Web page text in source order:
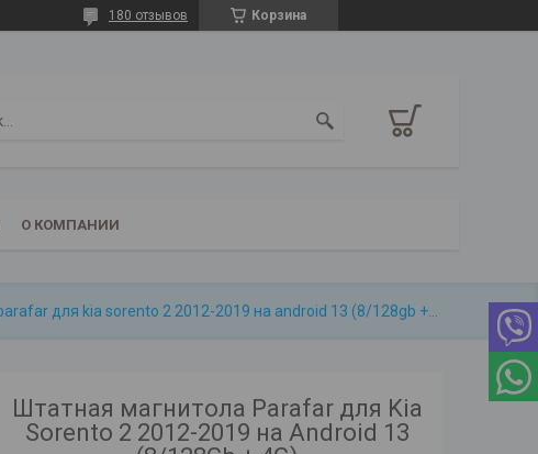
Корзина
180 отзывов
О КОМПАНИИ
Штатная магнитола Parafar для Kia
Sorento 2 2012-2019 на Android 13